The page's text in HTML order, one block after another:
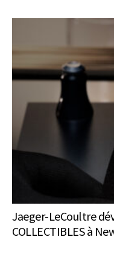
Jaeger-LeCoultre
COLLECTIBLES à